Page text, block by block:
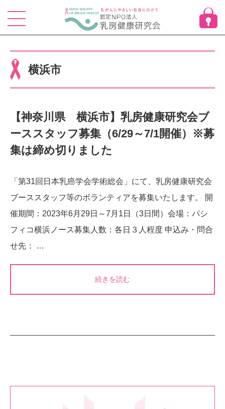
横浜市
【神奈川県 横浜市】乳房健康研究会ブ
ーススタッフ募集（6/29～7/1開催）※募
集は締め切りました
「第31回日本乳癌学会学術総会」にて、乳房健康研究会
ブーススタッフ等のボランティアを募集いたします。 開
催期間：2023年6月29日～7月1日（3日間）会場：パシ
フィコ横浜ノース募集人数：各日３人程度 申込み・問合
せ先： …
続きを読む